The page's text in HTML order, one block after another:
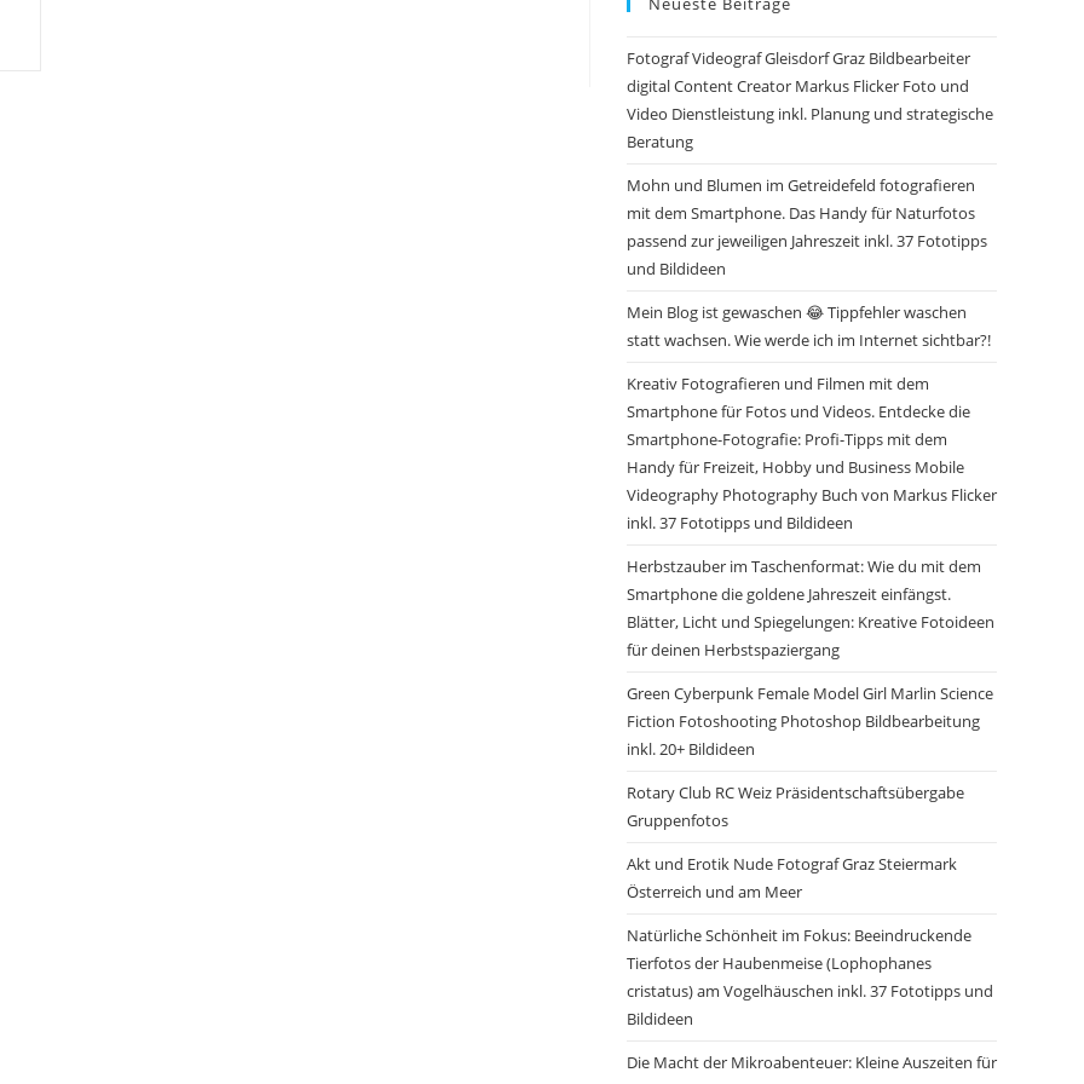
Fotograf Videograf Gleisdorf Graz Bildbearbeiter
digital Content Creator Markus Flicker Foto und
Video Dienstleistung inkl. Planung und strategische
Beratung
Mohn und Blumen im Getreidefeld fotografieren
mit dem Smartphone. Das Handy für Naturfotos
passend zur jeweiligen Jahreszeit inkl. 37 Fototipps
und Bildideen
Mein Blog ist gewaschen 😂 Tippfehler waschen
statt wachsen. Wie werde ich im Internet sichtbar?!
Kreativ Fotografieren und Filmen mit dem
Smartphone für Fotos und Videos. Entdecke die
Smartphone-Fotografie: Profi-Tipps mit dem
Handy für Freizeit, Hobby und Business Mobile
Videography Photography Buch von Markus Flicker
inkl. 37 Fototipps und Bildideen
Herbstzauber im Taschenformat: Wie du mit dem
Smartphone die goldene Jahreszeit einfängst.
Blätter, Licht und Spiegelungen: Kreative Fotoideen
für deinen Herbstspaziergang
Green Cyberpunk Female Model Girl Marlin Science
Fiction Fotoshooting Photoshop Bildbearbeitung
inkl. 20+ Bildideen
Rotary Club RC Weiz Präsidentschaftsübergabe
Gruppenfotos
Akt und Erotik Nude Fotograf Graz Steiermark
Österreich und am Meer
Natürliche Schönheit im Fokus: Beeindruckende
Tierfotos der Haubenmeise (Lophophanes
cristatus) am Vogelhäuschen inkl. 37 Fototipps und
Bildideen
Die Macht der Mikroabenteuer: Kleine Auszeiten für